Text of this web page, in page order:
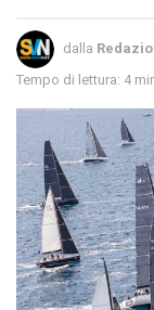
dalla
Tempo di lettura: 4